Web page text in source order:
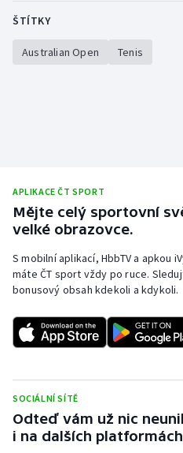
ŠTÍTKY
Australian Open Tenis
APLIKACE ČT SPORT
Mějte celý sportovní
velké obrazovce.
S mobilní aplikací, HbbTV a apkou
máte ČT sport vždy po ruce.
bonusový obsah kdekoli a kdykoli.
SOCIÁLNÍ SÍTĚ
Odteď vám už nic
i na dalších